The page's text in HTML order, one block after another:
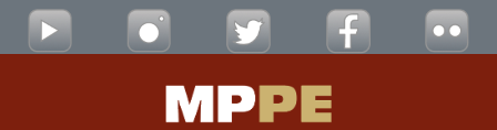
Pular para o Conteúdo principal
Organizador de Vaquejada firma